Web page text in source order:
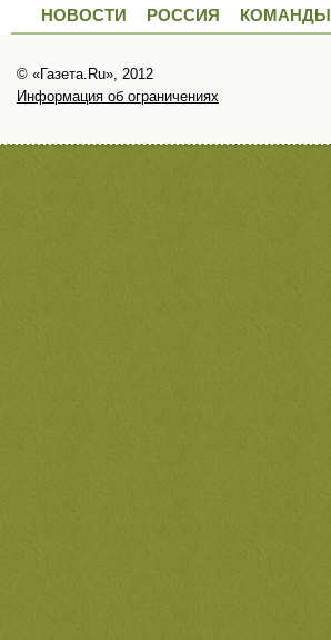
НОВОСТИ РОССИЯ КОМАНДЫ
© «Газета.Ru», 2012
Информация об ограничениях